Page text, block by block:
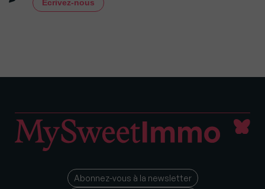
Écrivez-nous
Abonnez-vous à la newsletter